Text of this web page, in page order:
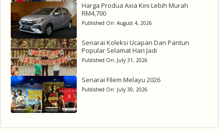
Harga Produa Axia Kini Lebih Murah
RM4,700
Published On: August 4, 2026
Senarai Koleksi Ucapan Dan Pantun
Popular Selamat Hari Jadi
Published On: July 31, 2026
Senarai Filem Melayu 2026
Published On: July 30, 2026